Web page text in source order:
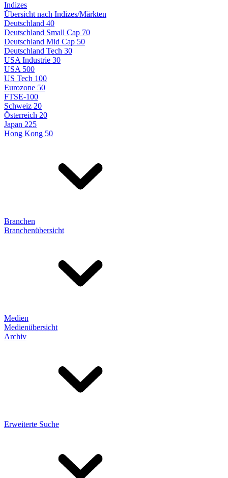
Indizes
Übersicht nach Indizes/Märkten
Deutschland 40
Deutschland Small Cap 70
Deutschland Mid Cap 50
Deutschland Tech 30
USA Industrie 30
USA 500
US Tech 100
Eurozone 50
FTSE-100
Schweiz 20
Österreich 20
Japan 225
Hong Kong 50
Branchen
Branchenübersicht
Medien
Medienübersicht
Archiv
Erweiterte Suche